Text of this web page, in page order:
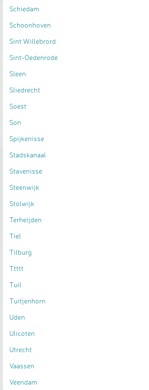
Schiedam
Schoonhoven
Sint Willebrord
Sint-Oedenrode
Sleen
Sliedrecht
Soest
Son
Spijkenisse
Stadskanaal
Stavenisse
Steenwijk
Stolwijk
Terheijden
Tiel
Tilburg
Ttttt
Tuil
Tuitjenhorn
Uden
Ulicoten
Utrecht
Vaassen
Veendam